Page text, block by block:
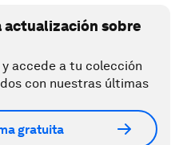
actualización sobre
accede a tu colección
con nuestras últimas
gratuita